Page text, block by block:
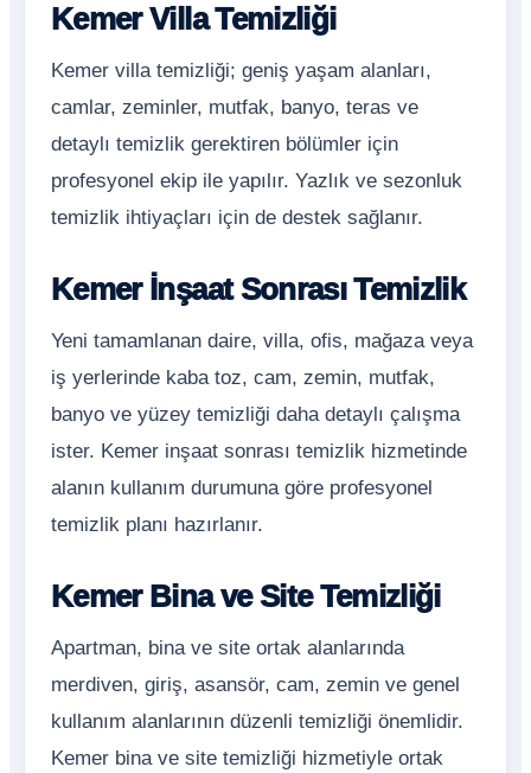
Kemer Villa Temizliği
Kemer villa temizliği; geniş yaşam alanları,
camlar, zeminler, mutfak, banyo, teras ve
detaylı temizlik gerektiren bölümler için
profesyonel ekip ile yapılır. Yazlık ve sezonluk
temizlik ihtiyaçları için de destek sağlanır.
Kemer İnşaat Sonrası Temizlik
Yeni tamamlanan daire, villa, ofis, mağaza veya
iş yerlerinde kaba toz, cam, zemin, mutfak,
banyo ve yüzey temizliği daha detaylı çalışma
ister. Kemer inşaat sonrası temizlik hizmetinde
alanın kullanım durumuna göre profesyonel
temizlik planı hazırlanır.
Kemer Bina ve Site Temizliği
Apartman, bina ve site ortak alanlarında
merdiven, giriş, asansör, cam, zemin ve genel
kullanım alanlarının düzenli temizliği önemlidir.
Kemer bina ve site temizliği hizmetiyle ortak